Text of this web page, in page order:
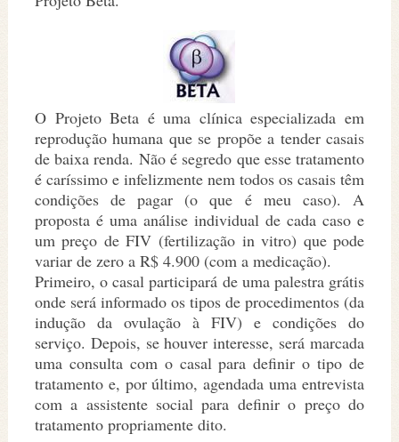
O Projeto Beta é uma clínica especializada em
reprodução humana que se propõe a tender casais
de baixa renda. Não é segredo que esse tratamento
é caríssimo e infelizmente nem todos os casais têm
condições de pagar (o que é meu caso). A
proposta é uma análise individual de cada caso e
um preço de FIV (fertilização in vitro) que pode
variar de zero a R$ 4.900 (com a medicação).
Primeiro, o casal participará de uma palestra grátis
onde será informado os tipos de procedimentos (da
indução da ovulação à FIV) e condições do
serviço. Depois, se houver interesse, será marcada
uma consulta com o casal para definir o tipo de
tratamento e, por último, agendada uma entrevista
com a assistente social para definir o preço do
tratamento propriamente dito.